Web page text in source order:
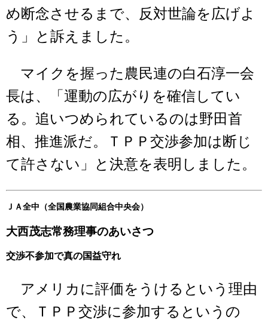
め断念させるまで、反対世論を広げよ
う」と訴えました。
マイクを握った農民連の白石淳一会
長は、「運動の広がりを確信してい
る。追いつめられているのは野田首
相、推進派だ。ＴＰＰ交渉参加は断じ
て許さない」と決意を表明しました。
ＪＡ全中（全国農業協同組合中央会）
大西茂志常務理事のあいさつ
交渉不参加で真の国益守れ
アメリカに評価をうけるという理由
で、ＴＰＰ交渉に参加するというの